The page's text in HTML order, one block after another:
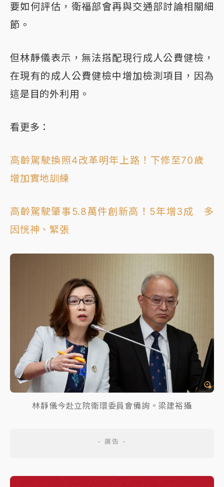
要如何評估，衛福部會再與交通部討論相關細
節。
但林靜儀表示，無法搭配現行成人公費健檢，
在現有的成人公費健檢中增加檢測項目，因為
這是目的外利用。
看更多：
高齡駕駛換照4改革明年上路！下修至70歲
增加實地訓練
高齡駕駛肇事5.8萬件創新高！5年增3成 多
因恍神、緊張
林靜儀今赴立院衛環委員會備詢。梁建裕攝